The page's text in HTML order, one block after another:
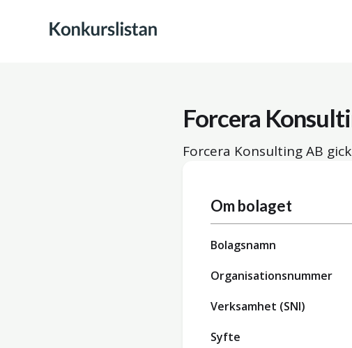
Forcera
Forcera Konsulting AB
Om bolaget
Bolagsnamn
Organisationsnummer
Verksamhet (SNI)
Syfte